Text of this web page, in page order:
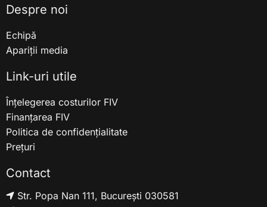
Despre noi
Echipă
Apariții media
Link-uri utile
Înțelegerea costurilor FIV
Finanțarea FIV
Politica de confidențialitate
Prețuri
Contact
Str. Popa Nan 111, București 030581